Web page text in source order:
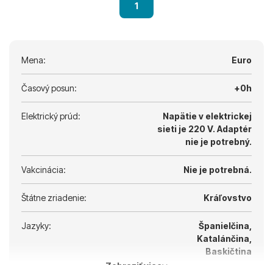
1
Mena: Euro
Časový posun: +0h
Elektrický prúd:
Napätie v elektrickej
sieti je 220 V. Adaptér
nie je potrebný.
Vakcinácia: Nie je potrebná.
Štátne zriadenie: Kráľovstvo
Jazyky:
Španielčina,
Katalánčina,
Baskičtina